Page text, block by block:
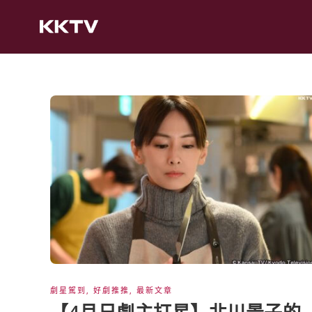
劇星駕到 , 好劇推推, 最新文章